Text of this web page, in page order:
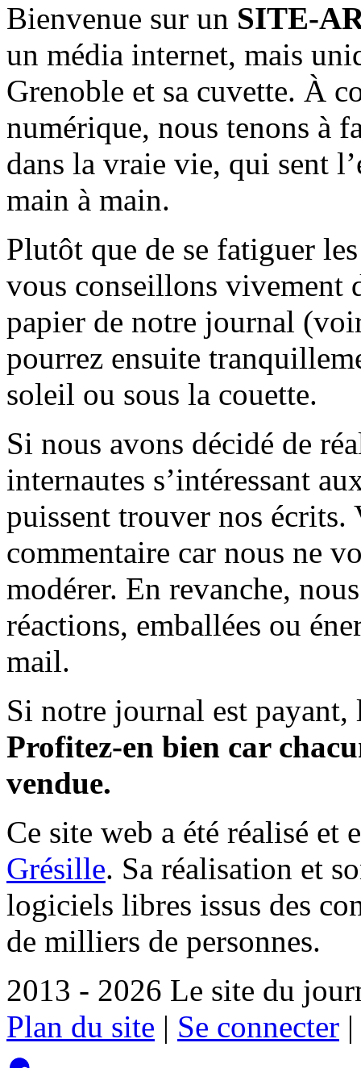
Bienvenue sur un SITE-
un média internet, mais
Grenoble et sa cuvette. À
numérique, nous tenons à
dans la vraie vie, qui sent
main à main.
Plutôt que de se fatiguer
vous conseillons vivement
papier de notre journal
pourrez ensuite
soleil ou sous la couette.
Si nous avons décidé de
internautes s’intéressant
puissent trouver nos écrits.
commentaire car nous ne
modérer. En revanche,
réactions, emballées ou
mail.
Si notre journal est payant,
Profitez-en bien car
vendue.
Ce site web a été réalisé et
Grésille. Sa réalisation et
logiciels libres issus des
de milliers de personnes.
2013 - 2026 Le site du
Plan du site | Se connecter |